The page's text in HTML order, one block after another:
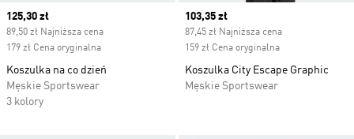
Current price
125,30 zł
89,50 zł Najniższa cena
179 zł Cena oryginalna
Koszulka na co dzień
Męskie Sportswear
3 kolory
Current price
103,35 zł
87,45 zł Najniższa cena
159 zł Cena oryginalna
Koszulka City Escape Graphic
Męskie Sportswear